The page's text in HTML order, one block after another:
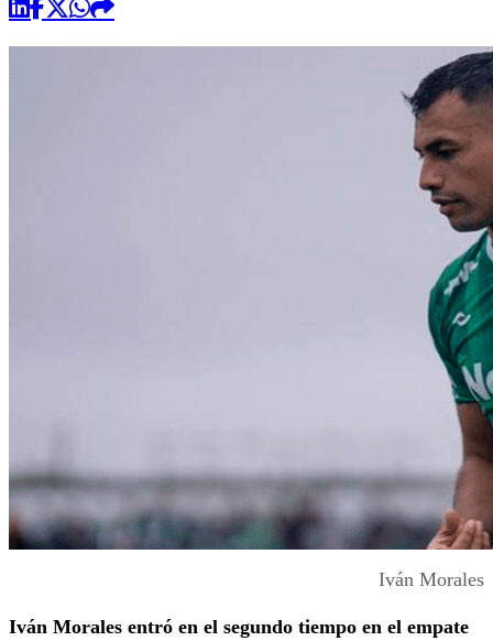
Iván Morales
Iván Morales entró en el segundo tiempo en el empate